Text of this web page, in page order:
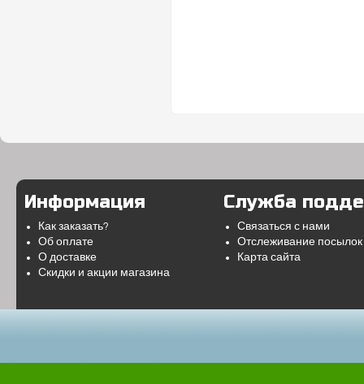
Информация
Как заказать?
Об оплате
О доставке
Скидки и акции магазина
Служба
Связаться с нами
Отслеживание посылок
Карта сайта